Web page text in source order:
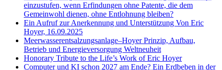
einzustufen, wenn Erfindungen ohne Patente, die dem
Gemeinwohl dienen, ohne Entlohnung bleiben?
Ein Aufruf zur Anerkennung und Unterstützung Von Eric
Hoyer, 16.09.2025
Meerwasserentsalzungsanlage–Hoyer Prinzip, Aufbau,
Betrieb und Energieversorgung Weltneuheit
Honorary Tribute to the Life’s Work of Eric Hoyer
Computer und KI schon 2027 am Ende? Ein Erdbeben in der